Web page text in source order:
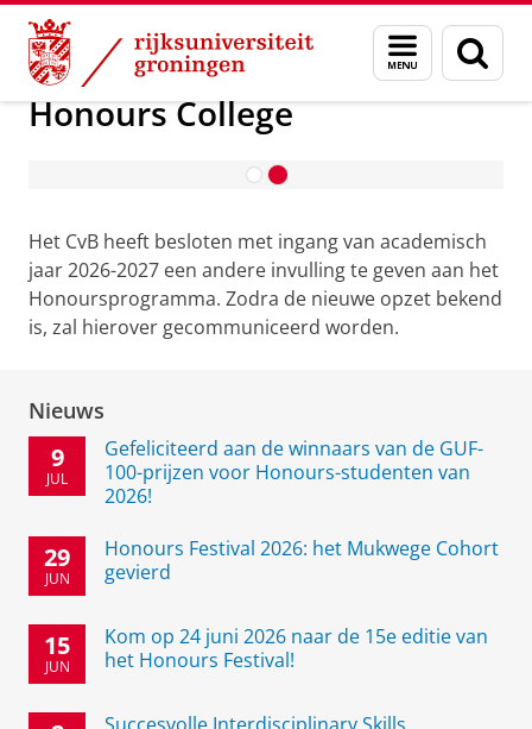
Skip
Content
Skip
Navigation
Menu
en
zoeken
Onderwijs Honours College
Honours College
Contact en Praktische Informatie
Het CvB heeft besloten met ingang van academisch
jaar 2026-2027 een andere invulling te geven aan het
Honoursprogramma. Zodra de nieuwe opzet bekend
is, zal hierover gecommuniceerd worden.
Nieuws
9
JUL
Gefeliciteerd aan de winnaars van de GUF-
100-prijzen voor Honours-studenten van
2026!
29
JUN
Honours Festival 2026: het Mukwege Cohort
gevierd
15
JUN
Kom op 24 juni 2026 naar de 15e editie van
het Honours Festival!